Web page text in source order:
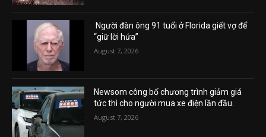
Người đàn ông 91 tuổi ở Florida giết vợ để
“giữ lời hứa”
August 7, 2026
Newsom công bố chương trình giảm giá
tức thì cho người mua xe điện lần đầu.
August 7, 2026